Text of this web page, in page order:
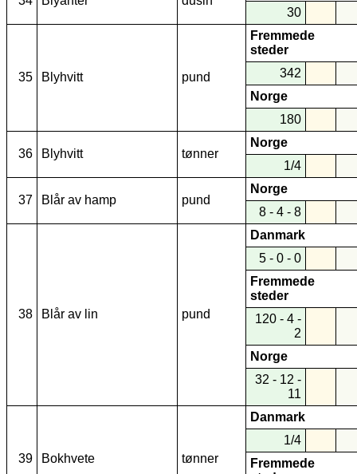
30
35 Blyhvitt pund
Fremmede
steder
342
Norge
180
36 Blyhvitt tønner
Norge
1/4
37 Blår av hamp pund
Norge
8 - 4 - 8
38 Blår av lin pund
Danmark
5 - 0 - 0
Fremmede
steder
120 - 4 -
2
Norge
32 - 12 -
11
39 Bokhvete tønner
Danmark
1/4
Fremmede